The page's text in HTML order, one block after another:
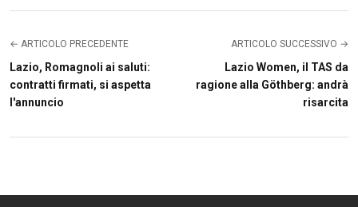
← ARTICOLO PRECEDENTE
Lazio, Romagnoli ai saluti:
contratti firmati, si aspetta
l'annuncio
ARTICOLO SUCCESSIVO →
Lazio Women, il TAS da
ragione alla Göthberg: andrà
risarcita